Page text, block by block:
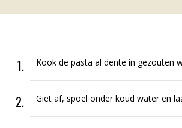
Kook de pasta al dente in gezouten
Giet af, spoel onder koud water en